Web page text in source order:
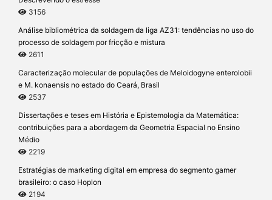
3156
Análise bibliométrica da soldagem da liga AZ31: tendências no uso do
processo de soldagem por fricção e mistura
2611
Caracterização molecular de populações de Meloidogyne enterolobii
e M. konaensis no estado do Ceará, Brasil
2537
Dissertações e teses em História e Epistemologia da Matemática:
contribuições para a abordagem da Geometria Espacial no Ensino
Médio
2219
Estratégias de marketing digital em empresa do segmento gamer
brasileiro: o caso Hoplon
2194